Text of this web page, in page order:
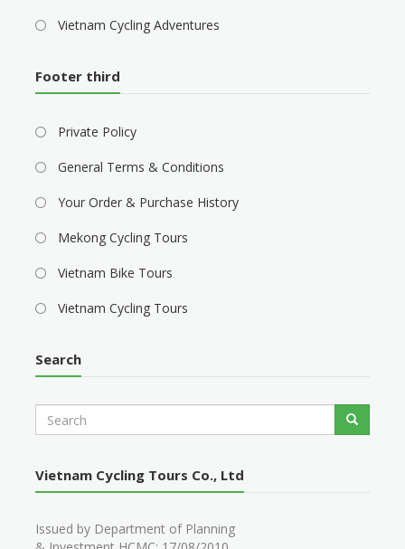
Vietnam Cycling Adventures
Footer third
Private Policy
General Terms & Conditions
Your Order & Purchase History
Mekong Cycling Tours
Vietnam Bike Tours
Vietnam Cycling Tours
Search
e
c
Search
Vietnam Cycling Tours Co., Ltd
Issued by Department of Planning